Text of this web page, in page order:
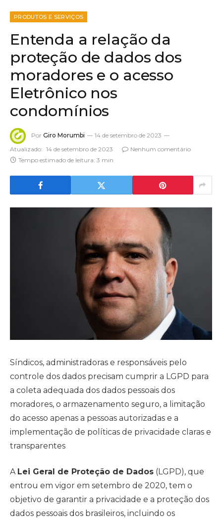
PRODUTOS E SERVIÇOS
Entenda a relação da
proteção de dados dos
moradores e o acesso
Eletrônico nos
condomínios
Por Giro Morumbi
14 de setembro de 2023
Atualizado: 14 de setembro de 2023
Nenhum comentário
Tempo estimado de leitura: 3 min
Síndicos, administradoras e responsáveis pelo
controle dos dados precisam cumprir a LGPD para
a coleta adequada dos dados pessoais dos
moradores, o armazenamento seguro, a limitação
do acesso apenas a pessoas autorizadas e a
implementação de políticas de privacidade claras e
transparentes
A Lei Geral de Proteção de Dados (LGPD), que
entrou em vigor em setembro de 2020, tem o
objetivo de garantir a privacidade e a proteção dos
dados pessoais dos brasileiros, incluindo os